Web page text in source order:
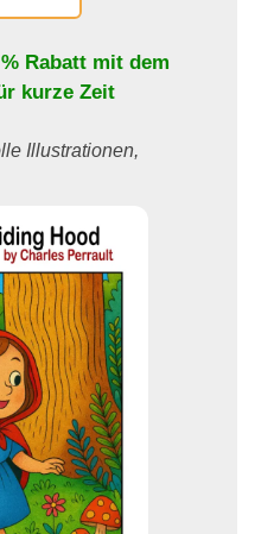
Rabatt mit dem
kurze Zeit
Illustrationen,